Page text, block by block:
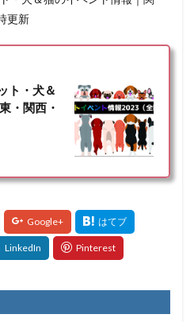
更新
ト・犬＆
・関西・